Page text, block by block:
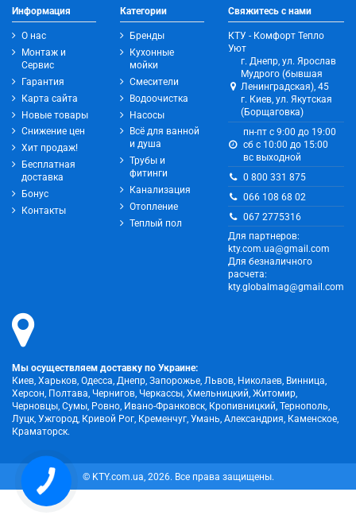
Информация
О нас
Монтаж и
Сервис
Гарантия
Карта сайта
Новые товары
Снижение цен
Хит продаж!
Бесплатная
доставка
Бонус
Контакты
Категории
Бренды
Кухонные
мойки
Смесители
Водоочистка
Насосы
Всё для ванной
и душа
Трубы и
фитинги
Канализация
Отопление
Теплый пол
Свяжитесь с нами
КТУ - Комфорт Тепло
Уют
г. Днепр, ул. Ярослав
Мудрого (бывшая
Ленинградская), 45
г. Киев, ул. Якутская
(Борщаговка)
пн-пт с 9:00 до 19:00
сб с 10:00 до 15:00
вс выходной
0 800 331 875
066 108 68 02
067 2775316
Для партнеров:
kty.com.ua@gmail.com
Для безналичного
расчета:
kty.globalmag@gmail.com
Мы осуществляем доставку по Украине:
Киев, Харьков, Одесса, Днепр, Запорожье, Львов, Николаев, Винница,
Херсон, Полтава, Чернигов, Черкассы, Хмельницкий, Житомир,
Черновцы, Сумы, Ровно, Ивано-Франковск, Кропивницкий, Тернополь,
Луцк, Ужгород, Кривой Рог, Кременчуг, Умань, Александрия, Каменское,
Краматорск.
© KTY.com.ua, 2026. Все права защищены.
КНОПКА
ЗВ'ЯЗКУ